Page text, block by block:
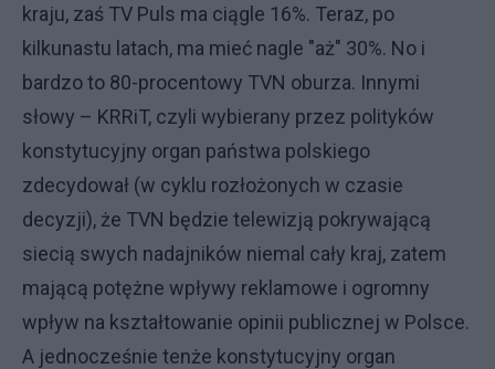
kraju, zaś TV Puls ma ciągle 16%. Teraz, po
kilkunastu latach, ma mieć nagle "aż" 30%. No i
bardzo to 80-procentowy TVN oburza. Innymi
słowy – KRRiT, czyli wybierany przez polityków
konstytucyjny organ państwa polskiego
zdecydował (w cyklu rozłożonych w czasie
decyzji), że TVN będzie telewizją pokrywającą
siecią swych nadajników niemal cały kraj, zatem
mającą potężne wpływy reklamowe i ogromny
wpływ na kształtowanie opinii publicznej w Polsce.
A jednocześnie tenże konstytucyjny organ